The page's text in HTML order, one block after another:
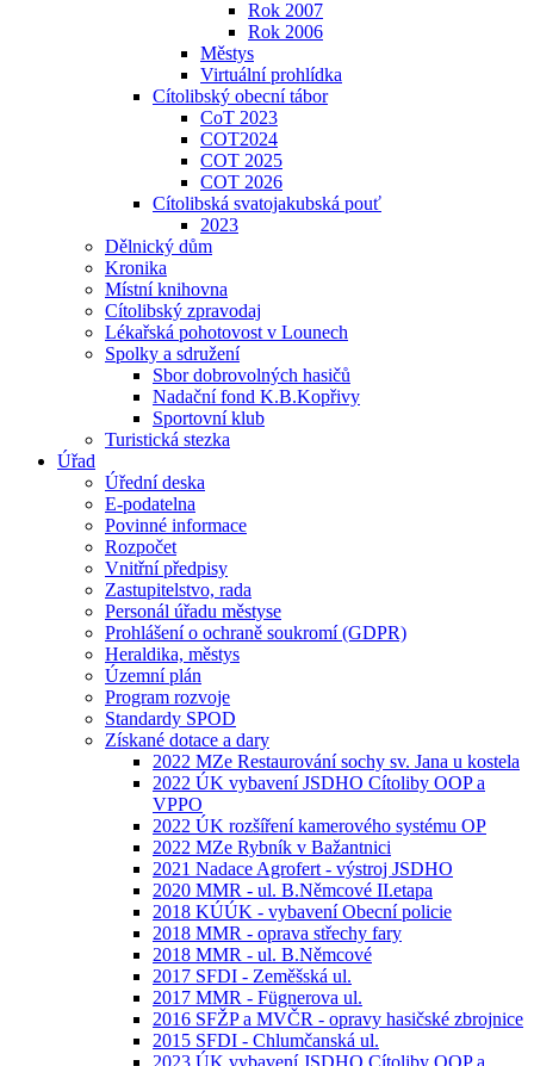
Rok 2007
Rok 2006
Městys
Virtuální prohlídka
Cítolibský obecní tábor
CoT 2023
COT2024
COT 2025
COT 2026
Cítolibská svatojakubská pouť
2023
Dělnický dům
Kronika
Místní knihovna
Cítolibský zpravodaj
Lékařská pohotovost v Lounech
Spolky a sdružení
Sbor dobrovolných hasičů
Nadační fond K.B.Kopřivy
Sportovní klub
Turistická stezka
Úřad
Úřední deska
E-podatelna
Povinné informace
Rozpočet
Vnitřní předpisy
Zastupitelstvo, rada
Personál úřadu městyse
Prohlášení o ochraně soukromí (GDPR)
Heraldika, městys
Územní plán
Program rozvoje
Standardy SPOD
Získané dotace a dary
2022 MZe Restaurování sochy sv. Jana u kostela
2022 ÚK vybavení JSDHO Cítoliby OOP a
VPPO
2022 ÚK rozšíření kamerového systému OP
2022 MZe Rybník v Bažantnici
2021 Nadace Agrofert - výstroj JSDHO
2020 MMR - ul. B.Němcové II.etapa
2018 KÚÚK - vybavení Obecní policie
2018 MMR - oprava střechy fary
2018 MMR - ul. B.Němcové
2017 SFDI - Zeměšská ul.
2017 MMR - Fügnerova ul.
2016 SFŽP a MVČR - opravy hasičské zbrojnice
2015 SFDI - Chlumčanská ul.
2023 ÚK vybavení JSDHO Cítoliby OOP a